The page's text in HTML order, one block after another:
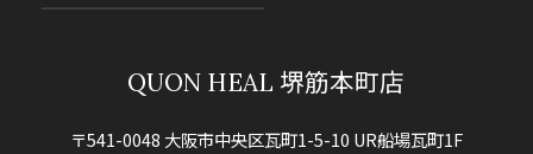
QUON HEAL 堺筋本町店
〒541-0048 大阪市中央区瓦町1-5-10 UR船場瓦町1F